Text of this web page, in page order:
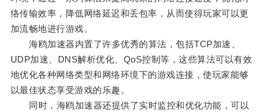
络传输效率，降低网络延迟和丢包率，从而使得玩家可以更
加流畅地进行游戏。
海鸥加速器内置了许多优秀的算法，包括TCP加速、
UDP加速、DNS解析优化、QoS控制等，这些算法可以有效
地优化各种网络类型和网络环境下的游戏连接，使玩家能够
以最佳状态享受游戏的乐趣。
同时，海鸥加速器还提供了实时监控和优化功能，可以